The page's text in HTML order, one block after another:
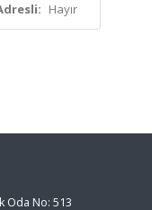
Hayır
Oda No: 513